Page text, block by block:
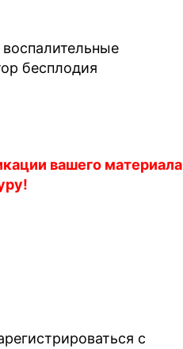
бесплодия
вашего материала
с